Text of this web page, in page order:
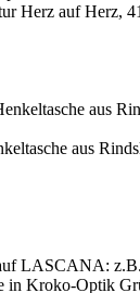
Herz auf Herz,
aus